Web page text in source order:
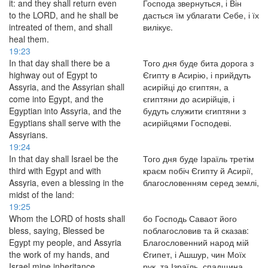
it: and they shall return even
to the LORD, and he shall be
intreated of them, and shall
heal them.
Господа звернуться, і Він
дасться їм ублагати Себе, і їх
вилікує.
19:23
In that day shall there be a
highway out of Egypt to
Assyria, and the Assyrian shall
come into Egypt, and the
Egyptian into Assyria, and the
Egyptians shall serve with the
Assyrians.
Того дня буде бита дорога з
Єгипту в Асирію, і прийдуть
асирійці до єгиптян, а
єгиптяни до асирійців, і
будуть служити єгиптяни з
асирійцями Господеві.
19:24
In that day shall Israel be the
third with Egypt and with
Assyria, even a blessing in the
midst of the land:
Того дня буде Ізраїль третім
краєм побіч Єгипту й Асирії,
благословенням серед землі,
19:25
Whom the LORD of hosts shall
bless, saying, Blessed be
Egypt my people, and Assyria
the work of my hands, and
бо Господь Саваот його
поблагословив та й сказав:
Благословенний народ мій
Єгипет, і Ашшур, чин Моїх